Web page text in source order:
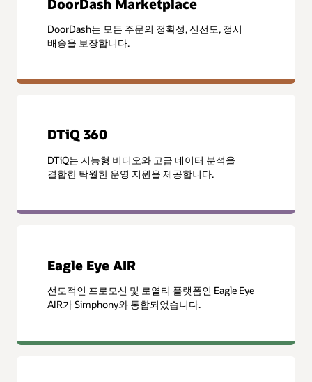
DoorDash Marketplace
DoorDash는 모든 주문의 정확성, 신선도, 정시
배송을 보장합니다.
DTiQ 360
DTiQ는 지능형 비디오와 고급 데이터 분석을
결합한 탁월한 운영 지원을 제공합니다.
Eagle Eye AIR
선도적인 프로모션 및 로열티 플랫폼인 Eagle Eye
AIR가 Simphony와 통합되었습니다.